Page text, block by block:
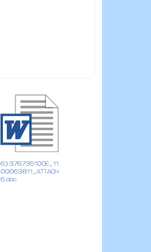
6) 376735100E_11
00063811_ATTACH
6.doc